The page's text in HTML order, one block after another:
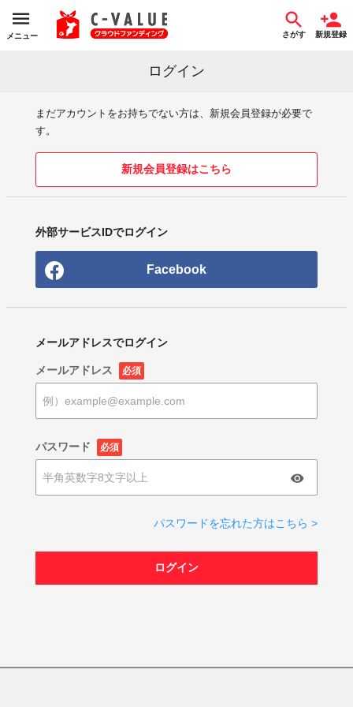
メニュー さがす 新規登録
ログイン
まだアカウントをお持ちでない方は、新規会員登録が必要で
す。
新規会員登録はこちら
外部サービスIDでログイン
Facebook
メールアドレスでログイン
メールアドレス 必須
パスワード 必須
パスワードを忘れた方はこちら >
ログイン